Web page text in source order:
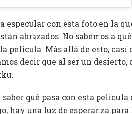
especular con esta foto en la
abrazados. No sabemos a
película. Más allá de esto, casi
decir que al ser un desierto,
qué pasa con esta
hay una luz de esperanza